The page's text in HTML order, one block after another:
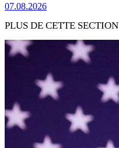
07.08.2026
PLUS DE CETTE SECTION